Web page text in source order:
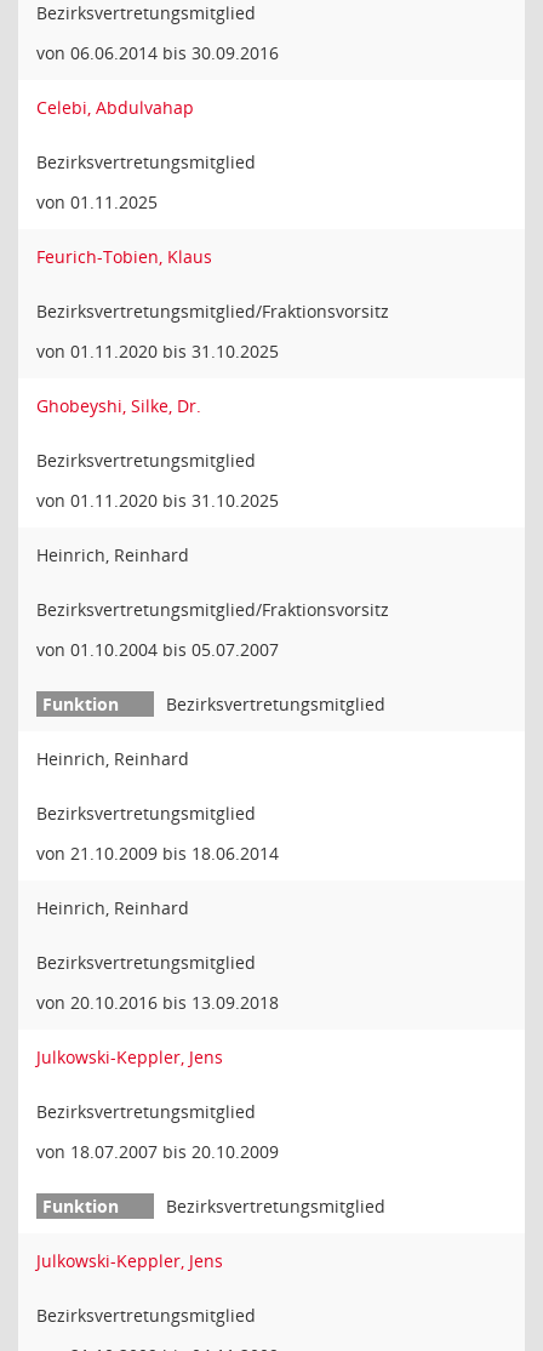
Bezirksvertretungsmitglied
von 06.06.2014 bis 30.09.2016
Celebi, Abdulvahap
Bezirksvertretungsmitglied
von 01.11.2025
Feurich-Tobien, Klaus
Bezirksvertretungsmitglied/Fraktionsvorsitz
von 01.11.2020 bis 31.10.2025
Ghobeyshi, Silke, Dr.
Bezirksvertretungsmitglied
von 01.11.2020 bis 31.10.2025
Heinrich, Reinhard
Bezirksvertretungsmitglied/Fraktionsvorsitz
von 01.10.2004 bis 05.07.2007
Bezirksvertretungsmitglied
Heinrich, Reinhard
Bezirksvertretungsmitglied
von 21.10.2009 bis 18.06.2014
Heinrich, Reinhard
Bezirksvertretungsmitglied
von 20.10.2016 bis 13.09.2018
Julkowski-Keppler, Jens
Bezirksvertretungsmitglied
von 18.07.2007 bis 20.10.2009
Bezirksvertretungsmitglied
Julkowski-Keppler, Jens
Bezirksvertretungsmitglied